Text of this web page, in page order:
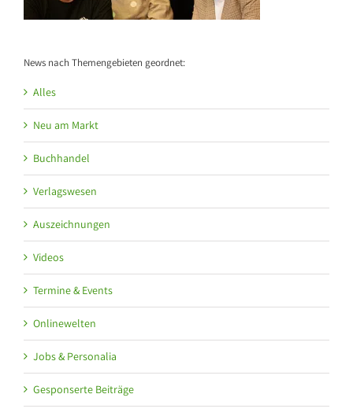
News nach Themengebieten geordnet:
Alles
Neu am Markt
Buchhandel
Verlagswesen
Auszeichnungen
Videos
Termine & Events
Onlinewelten
Jobs & Personalia
Gesponserte Beiträge